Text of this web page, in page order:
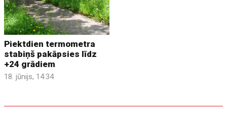
Piektdien termometra
stabiņš pakāpsies līdz
+24 grādiem
18. jūnijs, 14:34